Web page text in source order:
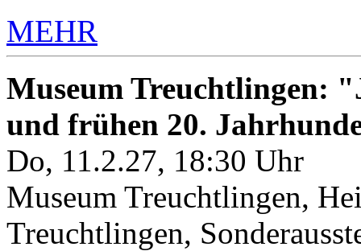
MEHR
Museum Treuchtlingen:
und frühen 20.
Do, 11.2.27, 18:30 Uhr
Museum Treuchtlingen,
Treuchtlingen,